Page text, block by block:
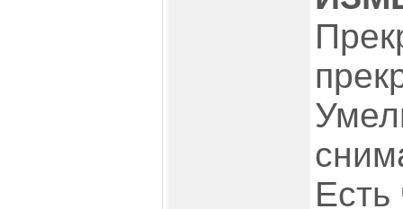
Есть